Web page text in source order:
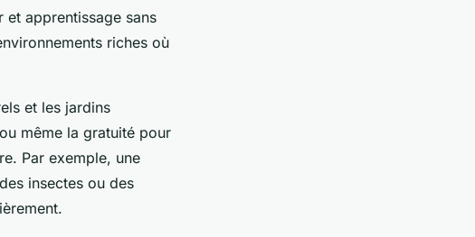
apprentissage sans
riches où
et les jardins
même la gratuité pour
Par exemple, une
insectes ou des